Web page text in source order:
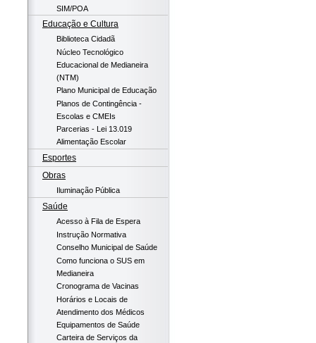
SIM/POA
Educação e Cultura
Biblioteca Cidadã
Núcleo Tecnológico
Educacional de Medianeira
(NTM)
Plano Municipal de Educação
Planos de Contingência -
Escolas e CMEIs
Parcerias - Lei 13.019
Alimentação Escolar
Esportes
Obras
Iluminação Pública
Saúde
Acesso à Fila de Espera
Instrução Normativa
Conselho Municipal de Saúde
Como funciona o SUS em
Medianeira
Cronograma de Vacinas
Horários e Locais de
Atendimento dos Médicos
Equipamentos de Saúde
Carteira de Serviços da